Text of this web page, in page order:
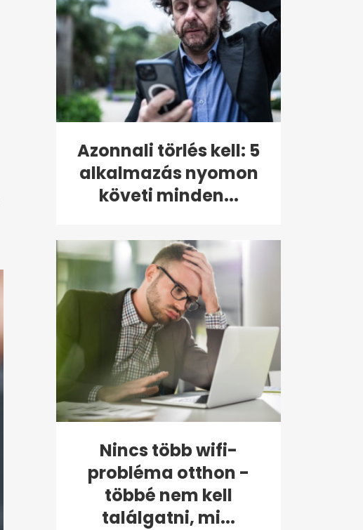
Azonnali törlés kell: 5
alkalmazás nyomon
követi minden...
Nincs több wifi-
probléma otthon -
többé nem kell
találgatni, mi...